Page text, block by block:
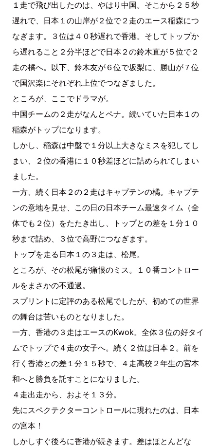
１走で飛び出したのは、やはり中国。そこから２５秒
遅れで、日本１の山岸が２位で２走のエース稲森につ
なぎます。３位は４０秒遅れで香港。そしてトップか
ら遅れること２分半ほどで日本２の鈴木直が５位で２
走の橘へ。以下、鈴木友が６位で坂梨に、勝山が７位
で国沢楽にそれぞれ上位でつなぎました。
ところが、ここでドラマが。
中国チームの２走がなんとペナ。続いていた日本１の
稲森がトップになります。
しかし、稲森は中盤で１分以上大きなミスを犯してし
まい、２位の香港に１０秒差ほどに詰められてしまい
ました。
一方、続く日本２の２走はキャプテンの橘。キャプテ
ンの意地を見せ、この日の日本チーム最速タイム（全
体でも２位）をたたき出し、トップとの差を１分１０
秒まで詰め、３位で高野につなぎます。
トップを走る日本１の３走は、松尾。
ところが、その松尾が痛恨のミス。１０番コントロー
ルをまさかの不通過。
スプリントに定評のある松尾でしたが、初めての世界
の舞台は苦いものとなりました。
一方、香港の３走はエースのKwok。全体３位の好タイ
ムでトップで４走の女子へ。続く２位は日本２。前を
行く香港との差１分１５秒で、４走高校２年生の宮本
和へと勝負を託すことになりました。
４走出走から、およそ１３分。
先にスペクテクターコントロールに現れたのは、日本
の宮本！
しかしすぐ後ろに香港が続きます。差はほとんどな